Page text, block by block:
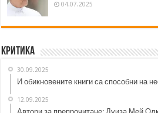
04.07.2025
Критика
30.09.2025
И обикновените книги са способни на
12.09.2025